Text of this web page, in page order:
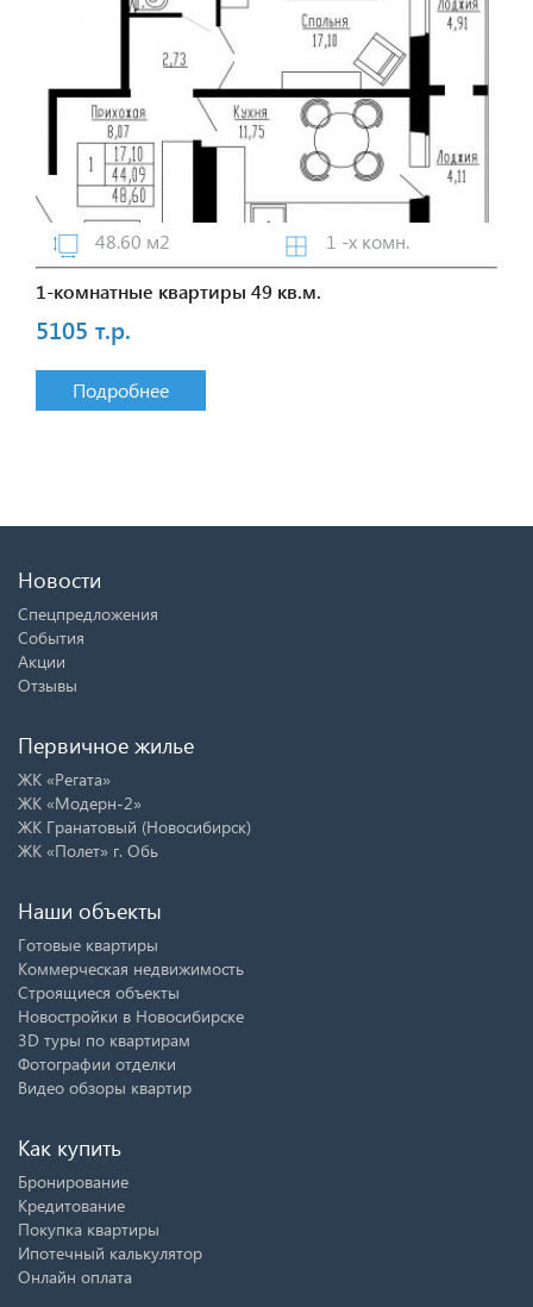
48.60 м2
1 -х комн.
1-комнатные квартиры 49 кв.м.
5105 т.р.
Подробнее
Новости
Спецпредложения
События
Акции
Отзывы
Первичное жилье
ЖК «Регата»
ЖК «Модерн-2»
ЖК Гранатовый (Новосибирск)
ЖК «Полет» г. Обь
Наши объекты
Готовые квартиры
Коммерческая недвижимость
Строящиеся объекты
Новостройки в Новосибирске
3D туры по квартирам
Фотографии отделки
Видео обзоры квартир
Как купить
Бронирование
Кредитование
Покупка квартиры
Ипотечный калькулятор
Онлайн оплата